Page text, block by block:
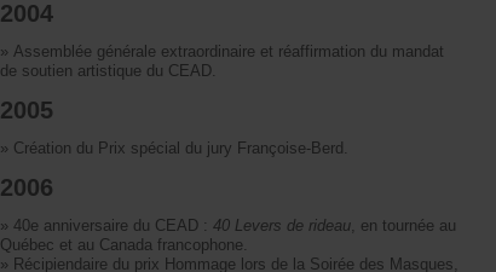
2004
» Assembléegénéraleextraordinaireetréaffirmationdumandat
desoutienartistiqueduCEAD.
2005
» CréationduPrixspécialdujuryFrançoise-Berd.
2006
» 40eanniversaireduCEAD: 40Leversderideau,entournéeau
QuébecetauCanadafrancophone.
» RécipiendaireduprixHommagelorsdelaSoiréedesMasques,